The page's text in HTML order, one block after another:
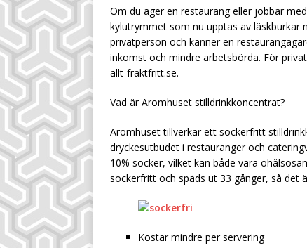
[ August 4, 2026 ]
dryckeskalkylen
Om du äger en restaurang eller jobbar
kylutrymmet som nu upptas av läskburkar
privatperson och känner en
inkomst och mindre arbetsbörda. För
allt-fraktfritt.se.
Vad är Aromhuset stilldrinkkoncentrat?
Aromhuset tillverkar ett sockerfritt
dryckesutbudet i restauranger och
10% socker, vilket kan både vara
sockerfritt och späds ut 33 gånger, så det
Kostar mindre per servering